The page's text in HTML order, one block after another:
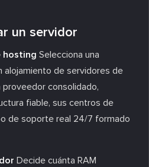
un servidor
hosting Selecciona una
alojamiento de servidores de
consolidado,
fiable, sus centros de
de soporte real 24/7 formado
Decide cuánta RAM